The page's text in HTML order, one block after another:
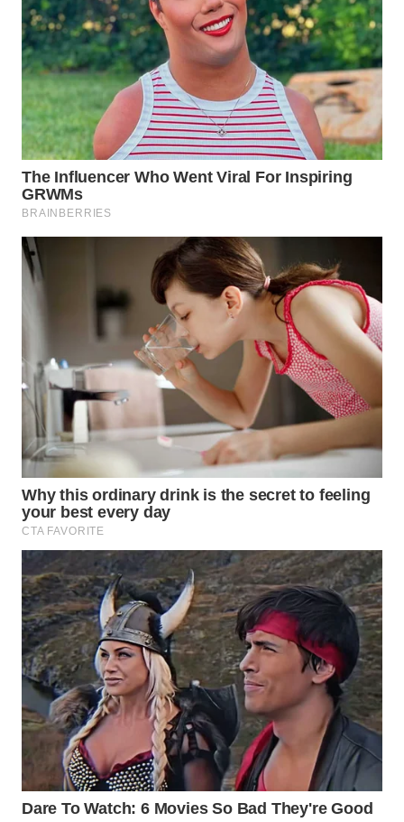
WN
PRIANGAN
TIMUR
WN
SEMARANG
WN
SOLO
BOROBUDUR
WN
SURABAYA
WN
NATUNA
WN
BINTAN
WN
MANDALIKA
WN
LIKUPANG
WN
LABUANBAJO
WN